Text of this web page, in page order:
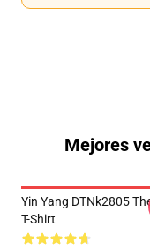
Mejores
Yin Yang DTNk2805
T-Shirt